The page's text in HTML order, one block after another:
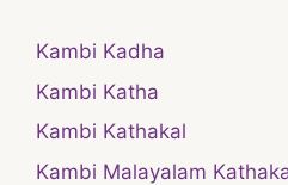
Kambi Kadha
Kambi Katha
Kambi Kathakal
Kambi Malayalam